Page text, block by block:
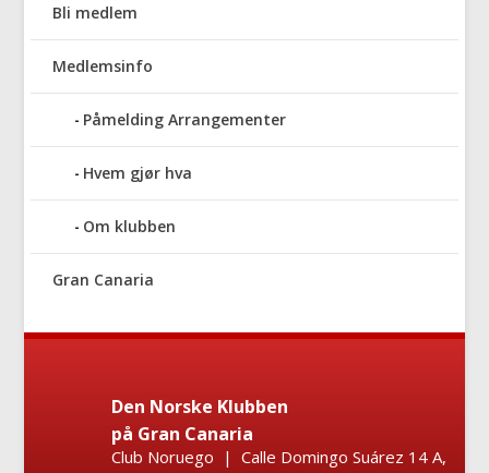
Bli medlem
Medlemsinfo
Påmelding Arrangementer
Hvem gjør hva
Om klubben
Gran Canaria
Den Norske Klubben
på Gran Canaria
Club Noruego | Calle Domingo Suárez 14 A,